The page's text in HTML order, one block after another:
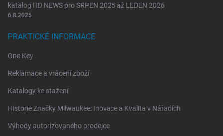
katalog HD NEWS pro SRPEN 2025 až LEDEN 2026
6.8.2025
PRAKTICKÉ INFORMACE
One Key
Reklamace a vrácení zboží
Katalogy ke stažení
Historie Značky Milwaukee: Inovace a Kvalita v Nářadích
Výhody autorizovaného prodejce